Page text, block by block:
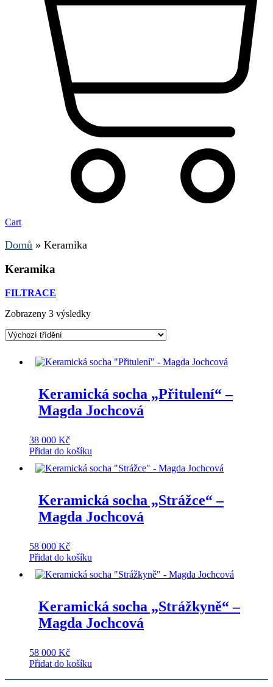
Cart
Domů » Keramika
Keramika
FILTRACE
Zobrazeny 3 výsledky
Keramická socha „Přitulení“ –
Magda Jochcová
38 000 Kč
Přidat do košíku
Keramická socha „Strážce“ –
Magda Jochcová
58 000 Kč
Přidat do košíku
Keramická socha „Strážkyně“ –
Magda Jochcová
58 000 Kč
Přidat do košíku